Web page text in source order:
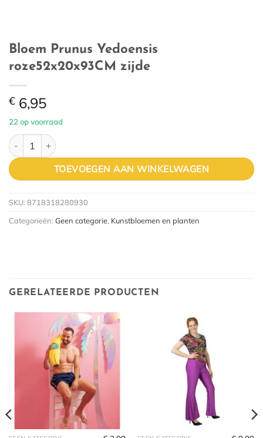
Bloem Prunus Yedoensis
roze52x20x93CM zijde
€ 6,95
22 op voorraad
Bloem Prunus Yedoensis roze52x20x93CM zijde aantal
TOEVOEGEN AAN WINKELWAGEN
SKU: 8718318280930
Categorieën: Geen categorie, Kunstbloemen en planten
GERELATEERDE PRODUCTEN